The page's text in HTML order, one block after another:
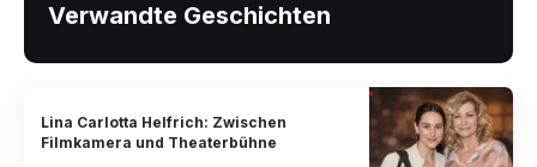
Verwandte Geschichten
Lina Carlotta Helfrich: Zwischen
Filmkamera und Theaterbühne